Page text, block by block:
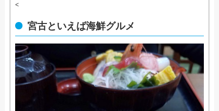
<
宮古といえば海鮮グルメ